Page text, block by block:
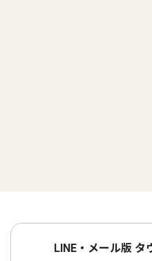
LINE・メール版 タ